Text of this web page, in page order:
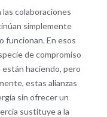
colaboraciones
simplemente
funcionan. En esos
de compromiso
haciendo, pero
estas alianzas
sin ofrecer un
sustituye a la